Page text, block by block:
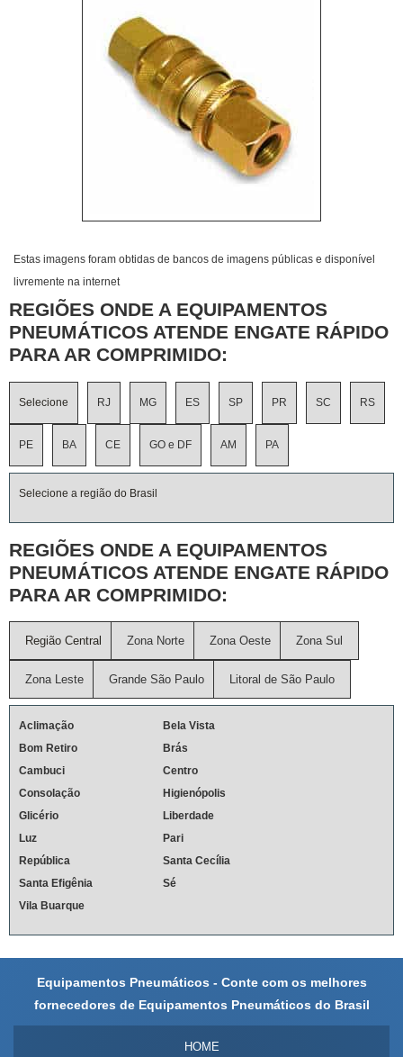
Estas imagens foram obtidas de bancos de imagens públicas e disponível
livremente na internet
REGIÕES ONDE A EQUIPAMENTOS
PNEUMÁTICOS ATENDE ENGATE RÁPIDO
PARA AR COMPRIMIDO:
Selecione RJ MG ES SP PR SC RS
PE BA CE GO e DF AM PA
Selecione a região do Brasil
REGIÕES ONDE A EQUIPAMENTOS
PNEUMÁTICOS ATENDE ENGATE RÁPIDO
PARA AR COMPRIMIDO:
Região Central Zona Norte Zona Oeste Zona Sul
Zona Leste Grande São Paulo Litoral de São Paulo
Aclimação
Bela Vista
Bom Retiro
Brás
Cambuci
Centro
Consolação
Higienópolis
Glicério
Liberdade
Luz
Pari
República
Santa Cecília
Santa Efigênia
Sé
Vila Buarque
Equipamentos Pneumáticos - Conte com os melhores
fornecedores de Equipamentos Pneumáticos do Brasil
HOME